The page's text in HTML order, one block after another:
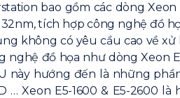
bao gồm các dòng Xeon
tích hợp công nghệ đồ
không có yêu cầu cao về xử
đồ họa như dòng Xeon
hướng đến là những
Xeon E5-1600 & E5-2600